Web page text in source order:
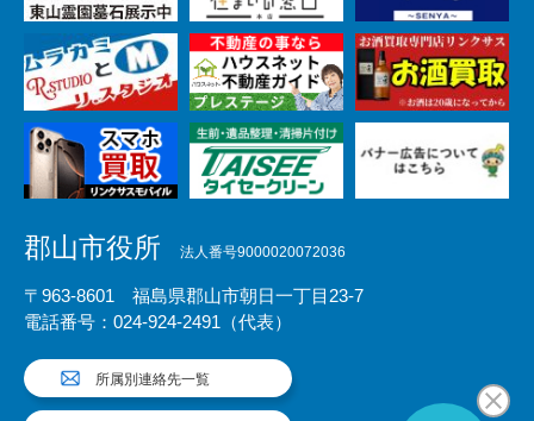
郡山市役所 法人番号9000020072036
〒963-8601 福島県郡山市朝日一丁目23-7
電話番号：024-924-2491（代表）
所属別連絡先一覧